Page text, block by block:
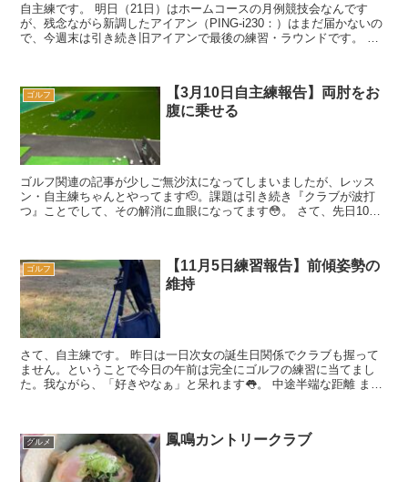
自主練です。 明日（21日）はホームコースの月例競技会なんです
が、残念ながら新調したアイアン（PING-i230：）はまだ届かないの
で、今週末は引き続き旧アイアンで最後の練習・ラウンドです。 こ
ゴルフ
【3月10日自主練報告】両肘をお
腹に乗せる
ゴルフ関連の記事が少しご無沙汰になってしまいましたが、レッス
ン・自主練ちゃんとやってます🫡。課題は引き続き『クラブが波打
つ』ことでして、その解消に血眼になってます😳。 さて、先日10日
ゴルフ
【11月5日練習報告】前傾姿勢の
維持
さて、自主練です。 昨日は一日次女の誕生日関係でクラブも握って
ません。ということで今日の午前は完全にゴルフの練習に当てまし
た。我ながら、「好きやなぁ」と呆れます👅。 中途半端な距離 まず
グルメ 鳳鳴カントリークラブ